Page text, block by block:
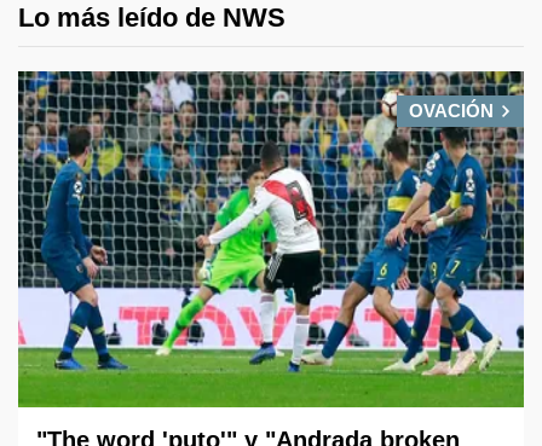
Lo más leído de NWS
OVACIÓN
"The word 'puto'" y "Andrada broken